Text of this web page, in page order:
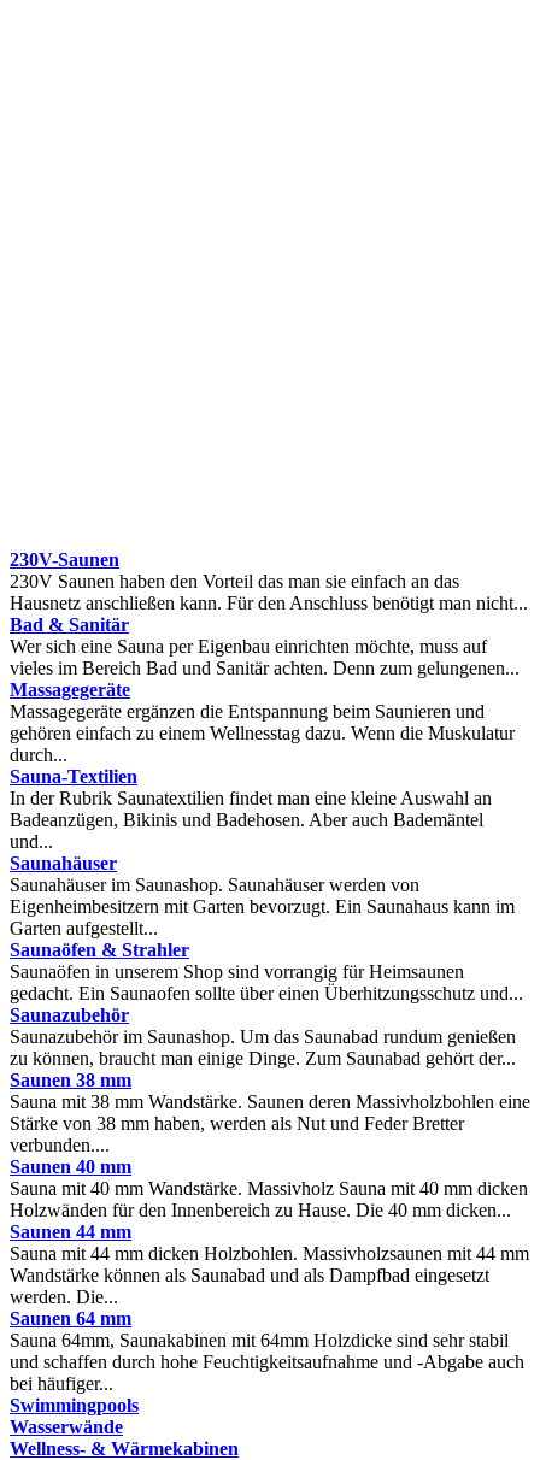
230V-Saunen
230V Saunen haben den Vorteil das man sie einfach an das
Hausnetz anschließen kann. Für den Anschluss benötigt man nicht...
Bad & Sanitär
Wer sich eine Sauna per Eigenbau einrichten möchte, muss auf
vieles im Bereich Bad und Sanitär achten. Denn zum gelungenen...
Massagegeräte
Massagegeräte ergänzen die Entspannung beim Saunieren und
gehören einfach zu einem Wellnesstag dazu. Wenn die Muskulatur
durch...
Sauna-Textilien
In der Rubrik Saunatextilien findet man eine kleine Auswahl an
Badeanzügen, Bikinis und Badehosen. Aber auch Bademäntel
und...
Saunahäuser
Saunahäuser im Saunashop. Saunahäuser werden von
Eigenheimbesitzern mit Garten bevorzugt. Ein Saunahaus kann im
Garten aufgestellt...
Saunaöfen & Strahler
Saunaöfen in unserem Shop sind vorrangig für Heimsaunen
gedacht. Ein Saunaofen sollte über einen Überhitzungsschutz und...
Saunazubehör
Saunazubehör im Saunashop. Um das Saunabad rundum genießen
zu können, braucht man einige Dinge. Zum Saunabad gehört der...
Saunen 38 mm
Sauna mit 38 mm Wandstärke. Saunen deren Massivholzbohlen eine
Stärke von 38 mm haben, werden als Nut und Feder Bretter
verbunden....
Saunen 40 mm
Sauna mit 40 mm Wandstärke. Massivholz Sauna mit 40 mm dicken
Holzwänden für den Innenbereich zu Hause. Die 40 mm dicken...
Saunen 44 mm
Sauna mit 44 mm dicken Holzbohlen. Massivholzsaunen mit 44 mm
Wandstärke können als Saunabad und als Dampfbad eingesetzt
werden. Die...
Saunen 64 mm
Sauna 64mm, Saunakabinen mit 64mm Holzdicke sind sehr stabil
und schaffen durch hohe Feuchtigkeitsaufnahme und -Abgabe auch
bei häufiger...
Swimmingpools
Wasserwände
Wellness- & Wärmekabinen